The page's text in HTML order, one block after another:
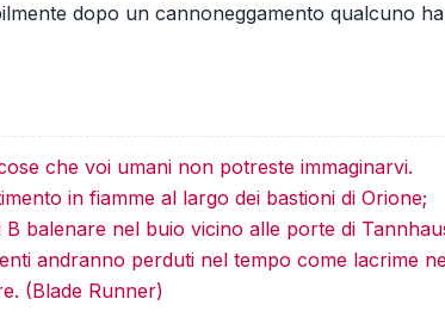
dopo un cannoneggamento qualcuno
che voi umani non potreste immaginarvi.
in fiamme al largo dei bastioni di Orione;
B balenare nel buio vicino alle porte di
andranno perduti nel tempo come lacrime
(Blade Runner)